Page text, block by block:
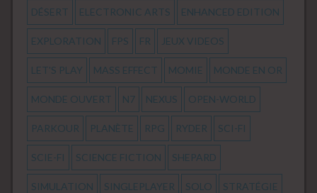
DÉSERT ELECTRONIC ARTS ENHANCED EDITION
EXPLORATION FPS FR JEUX VIDEOS
LET'S PLAY MASS EFFECT MOMIE MONDE EN OR
MONDE OUVERT N7 NEXUS OPEN-WORLD
PARKOUR PLANÈTE RPG RYDER SCI-FI
SCIE-FI SCIENCE FICTION SHEPARD
SIMULATION SINGLEPLAYER SOLO STRATÉGIE